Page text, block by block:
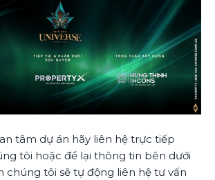
tâm dự án hãy liên hệ trực tiếp
tôi hoặc để lại thông tin bên dưới
chúng tôi sẽ tự động liên hệ tư vấn